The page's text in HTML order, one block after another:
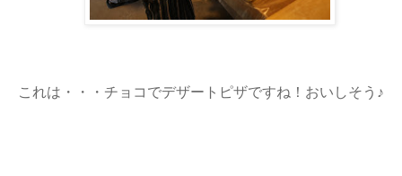
これは・・・チョコでデザートピザですね！おいしそう♪